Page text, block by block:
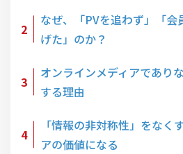
2
なぜ、「PVを追わず」「会
げた」のか？
3
オンラインメディアであり
する理由
4
「情報の非対称性」をな
アの価値になる